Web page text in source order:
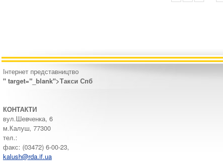
Інтернет представництво
" target="_blank">Такси Спб
КОНТАКТИ
вул.Шевченка, 6
м.Калуш, 77300
тел.:
факс: (03472) 6-00-23,
kalush@rda.if.ua